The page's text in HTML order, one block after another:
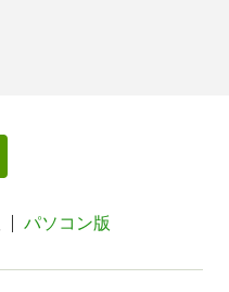
パソコン版